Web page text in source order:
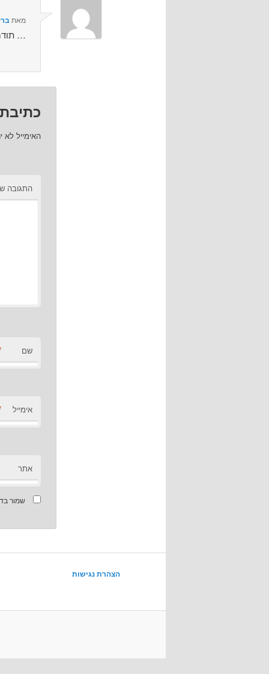
מאת
תודה על הפוסט …
האימייל לא
התגובה
שם
אימייל
אתר
שמור
הצהרת נגישות